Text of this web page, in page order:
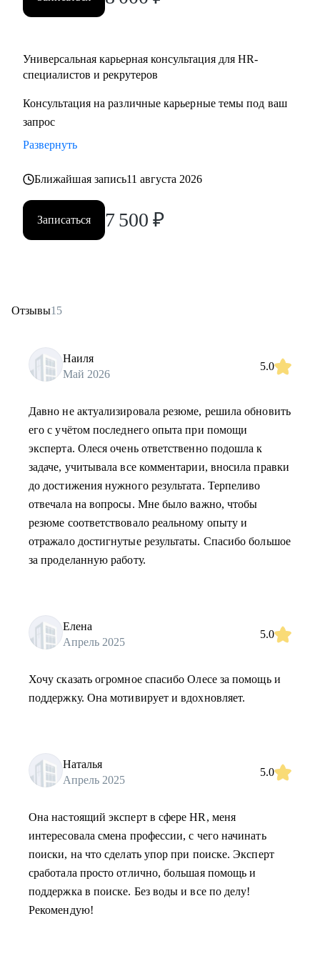
Partner;
Универсальная карьерная консультация для HR-
специалистов и рекрутеров
Консультация на различные карьерные темы под ваш
запрос
Развернуть
Ближайшая запись11 августа 2026
Записаться 7 500 ₽
Отзывы15
Наиля
Май 2026
5.0
Давно не актуализировала резюме, решила обновить
его с учётом последнего опыта при помощи
эксперта. Олеся очень ответственно подошла к
задаче, учитывала все комментарии, вносила правки
до достижения нужного результата. Терпеливо
отвечала на вопросы. Мне было важно, чтобы
резюме соответствовало реальному опыту и
отражало достигнутые результаты. Спасибо большое
за проделанную работу.
Елена
Апрель 2025
5.0
Хочу сказать огромное спасибо Олесе за помощь и
поддержку. Она мотивирует и вдохновляет.
Наталья
Апрель 2025
5.0
Она настоящий эксперт в сфере HR, меня
интересовала смена профессии, с чего начинать
поиски, на что сделать упор при поиске. Эксперт
сработала просто отлично, большая помощь и
поддержка в поиске. Без воды и все по делу!
Рекомендую!